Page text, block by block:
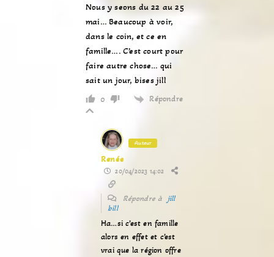
Nous y seons du 22 au 25
mai… Beaucoup à voir,
dans le coin, et ce en
famille…. C’est court pour
faire autre chose… qui
sait un jour, bises jill
0 Répondre
Auteur
Renée
20/04/2023 14:02
Répondre à jill
bill
Ha…si c’est en famille
alors en effet et c’est
vrai que la région offre